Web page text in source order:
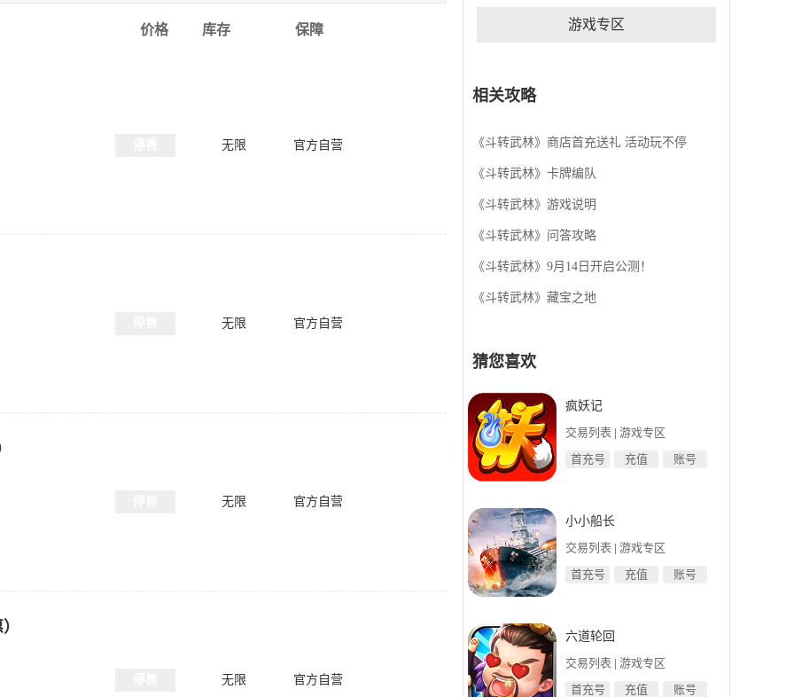
价格 库存 保障
无限 官方自营
无限 官方自营
无限 官方自营
无限 官方自营
休闲的三消玩法，烧脑般的策略对战方式让玩家感
受武侠文化，实现各自的武侠梦。
游戏专区
相关攻略
《斗转武林》商店首充送礼 活动玩不停
《斗转武林》卡牌编队
《斗转武林》游戏说明
《斗转武林》问答攻略
《斗转武林》9月14日开启公测！
《斗转武林》藏宝之地
猜您喜欢
疯妖记
交易列表 | 游戏专区
首充号
充值 账号
小小船长
交易列表 | 游戏专区
首充号
充值 账号
六道轮回
交易列表 | 游戏专区
首充号
充值 账号